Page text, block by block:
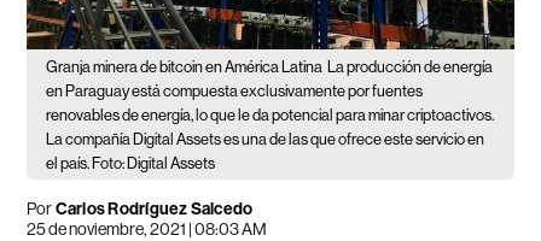
Granja minera de bitcoin en América Latina La producción de energía
en Paraguay está compuesta exclusivamente por fuentes
renovables de energía, lo que le da potencial para minar criptoactivos.
La compañía Digital Assets es una de las que ofrece este servicio en
el país. Foto: Digital Assets
PorCarlos Rodríguez Salcedo
25 de noviembre, 2021 | 08:03 AM